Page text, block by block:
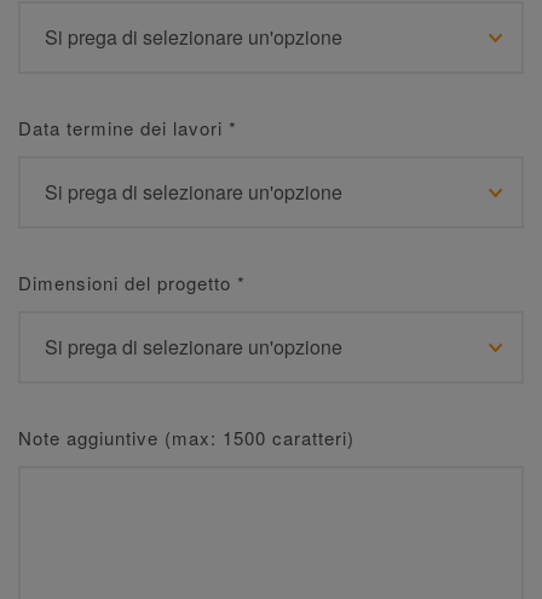
Data termine dei lavori *
Dimensioni del progetto *
Note aggiuntive (max: 1500 caratteri)